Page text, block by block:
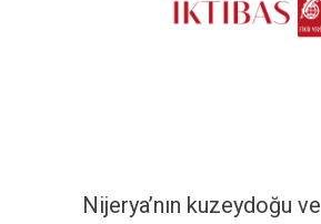
Nijerya’nın kuzeydoğu ve